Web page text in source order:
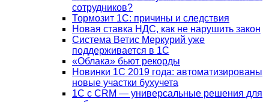
сотрудников?
Тормозит 1C: причины и следствия
Новая ставка НДС, как не нарушить закон
Система Ветис Меркурий уже
поддерживается в 1С
«Облака» бьют рекорды
Новинки 1С 2019 года: автоматизированы
новые участки бухучета
1С с CRM — универсальные решения для